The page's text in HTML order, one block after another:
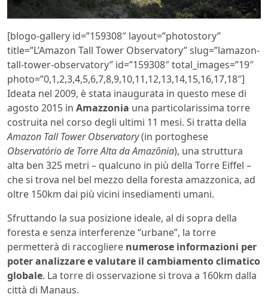
[blogo-gallery id=”159308″ layout=”photostory”
title=”L’Amazon Tall Tower Observatory” slug=”lamazon-
tall-tower-observatory” id=”159308″ total_images=”19″
photo=”0,1,2,3,4,5,6,7,8,9,10,11,12,13,14,15,16,17,18″]
Ideata nel 2009, è stata inaugurata in questo mese di
agosto 2015 in Amazzonia una particolarissima torre
costruita nel corso degli ultimi 11 mesi. Si tratta della
Amazon Tall Tower Observatory(in portoghese
Observatório de Torre Alta da Amazônia), una struttura
alta ben 325 metri – qualcuno in più della Torre Eiffel –
che si trova nel bel mezzo della foresta amazzonica, ad
oltre 150km dai più vicini insediamenti umani.
Sfruttando la sua posizione ideale, al di sopra della
foresta e senza interferenze “urbane”, la torre
permetterà di raccogliere numerose informazioni per
poter analizzare e valutare il cambiamento climatico
globale. La torre di osservazione si trova a 160km dalla
città di Manaus.